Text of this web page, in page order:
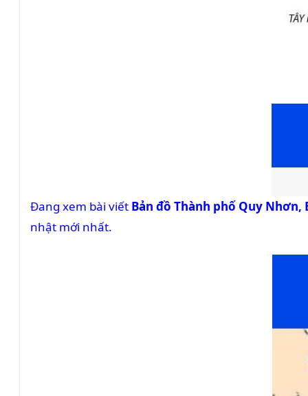
Đang xem bài viết Bản đồ Thành phố Quy Nhơn,
nhật mới nhất.